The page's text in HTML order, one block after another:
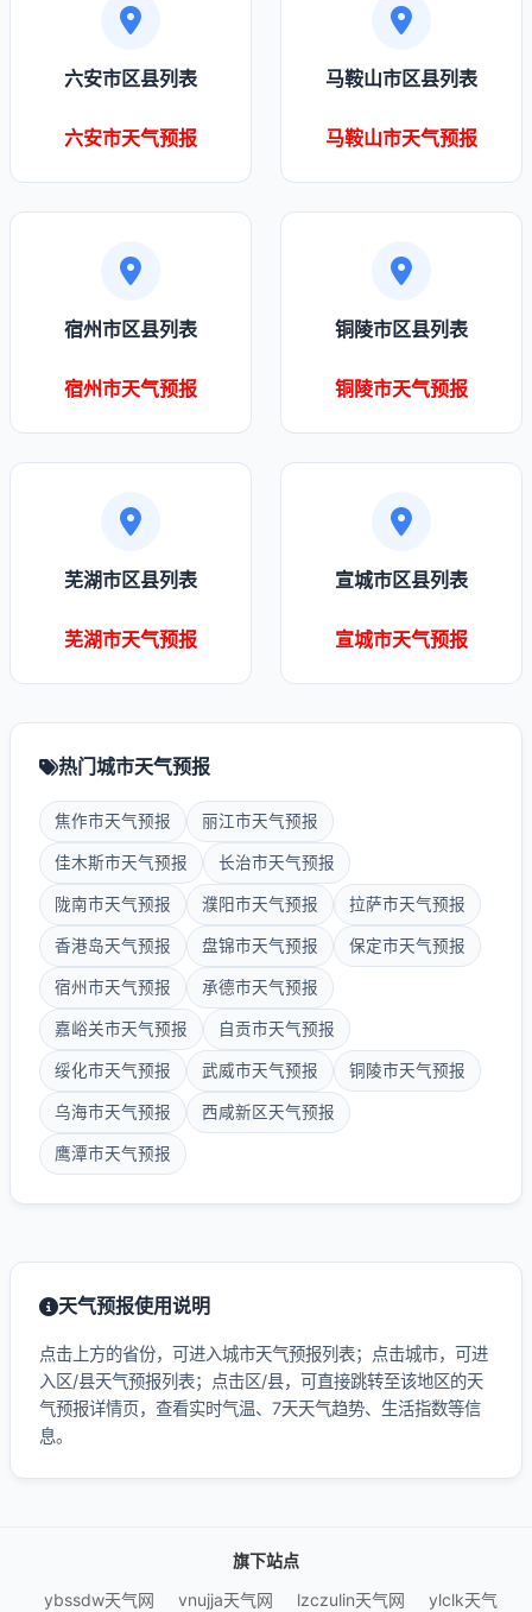
六安市区县列表
六安市天气预报
马鞍山市区县列表
马鞍山市天气预报
宿州市区县列表
宿州市天气预报
铜陵市区县列表
铜陵市天气预报
芜湖市区县列表
芜湖市天气预报
宣城市区县列表
宣城市天气预报
热门城市天气预报
焦作市天气预报 丽江市天气预报
佳木斯市天气预报 长治市天气预报
陇南市天气预报 濮阳市天气预报 拉萨市天气预报
香港岛天气预报 盘锦市天气预报 保定市天气预报
宿州市天气预报 承德市天气预报
嘉峪关市天气预报 自贡市天气预报
绥化市天气预报 武威市天气预报 铜陵市天气预报
乌海市天气预报 西咸新区天气预报
鹰潭市天气预报
天气预报使用说明
点击上方的省份，可进入城市天气预报列表；点击城市，可进
入区/县天气预报列表；点击区/县，可直接跳转至该地区的天
气预报详情页，查看实时气温、7天天气趋势、生活指数等信
息。
旗下站点
ybssdw天气网
vnujja天气网 lzczulin天气网 ylclk天气